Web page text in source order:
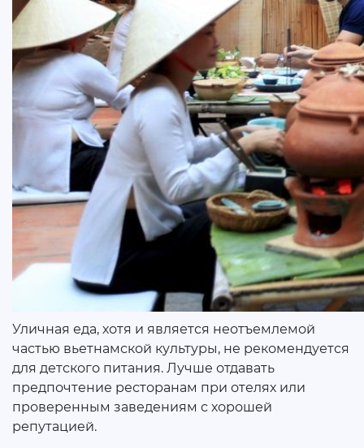
Уличная еда, хотя и является неотъемлемой
частью вьетнамской культуры, не рекомендуется
для детского питания. Лучше отдавать
предпочтение ресторанам при отелях или
проверенным заведениям с хорошей
репутацией.